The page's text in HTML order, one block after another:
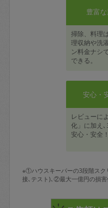
豊富
掃除、料理
理収納や洗
ン料金ナシ
できる。
安心・
レビューに
化」に加え
安心・安全！
※①ハウスキーパーの3段階スク
接､テスト)､②最大一億円の損